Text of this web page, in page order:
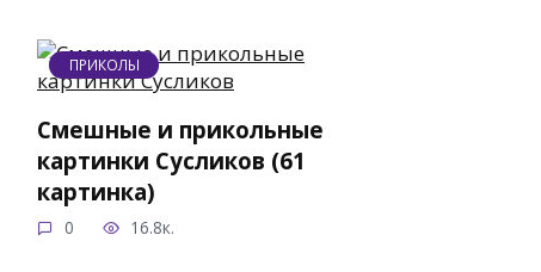
ПРИКОЛЫ
Смешные и прикольные
картинки Сусликов (61
картинка)
0 16.8к.